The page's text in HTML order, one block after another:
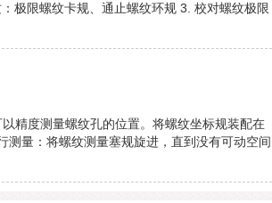
极限螺纹卡规、通止螺纹环规 3. 校对螺纹极限
精度测量螺纹孔的位置。将螺纹坐标规装配在
测量：将螺纹测量塞规旋进，直到没有可动空间